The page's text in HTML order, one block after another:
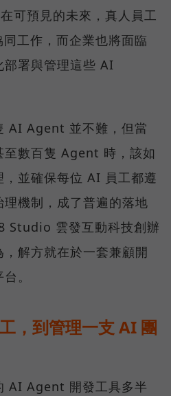
可預見的未來，真人員工
工作，而企業也將面臨
署與管理這些 AI
AI Agent 並不難，但當
至數百隻 Agent 時，該如
並確保每位 AI 員工都遵
機制，成了普遍的落地
Studio 雲發互動科技創辦
解方就在於一套兼顧開
。
，到管理一支 AI 團
AI Agent 開發工具多半